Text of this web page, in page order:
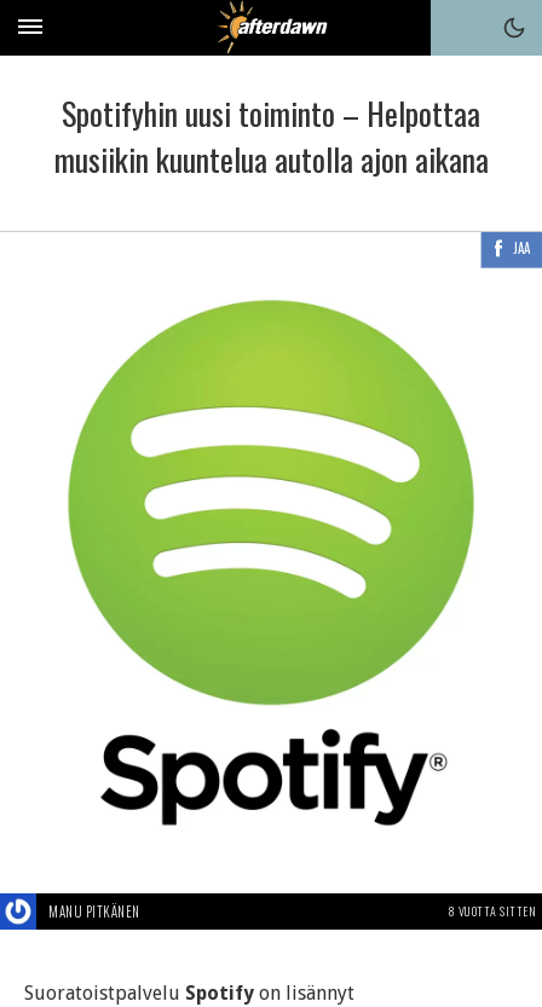
Spotifyhin uusi toiminto – Helpottaa
musiikin kuuntelua autolla ajon aikana
JAA
MANU PITKÄNEN 8 VUOTTA SITTEN
Suoratoistpalvelu Spotify on lisännyt